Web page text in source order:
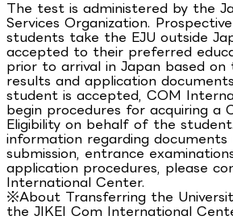
The test is administered by the
Services Organization.
students take the EJU outside
accepted to their preferred
prior to arrival in Japan based on
results and application
student is accepted, COM
begin procedures for acquiring a
Eligibility on behalf of the
information regarding documents
submission, entrance
application procedures, please
International Center.
※About Transferring the
the JIKEI Com International